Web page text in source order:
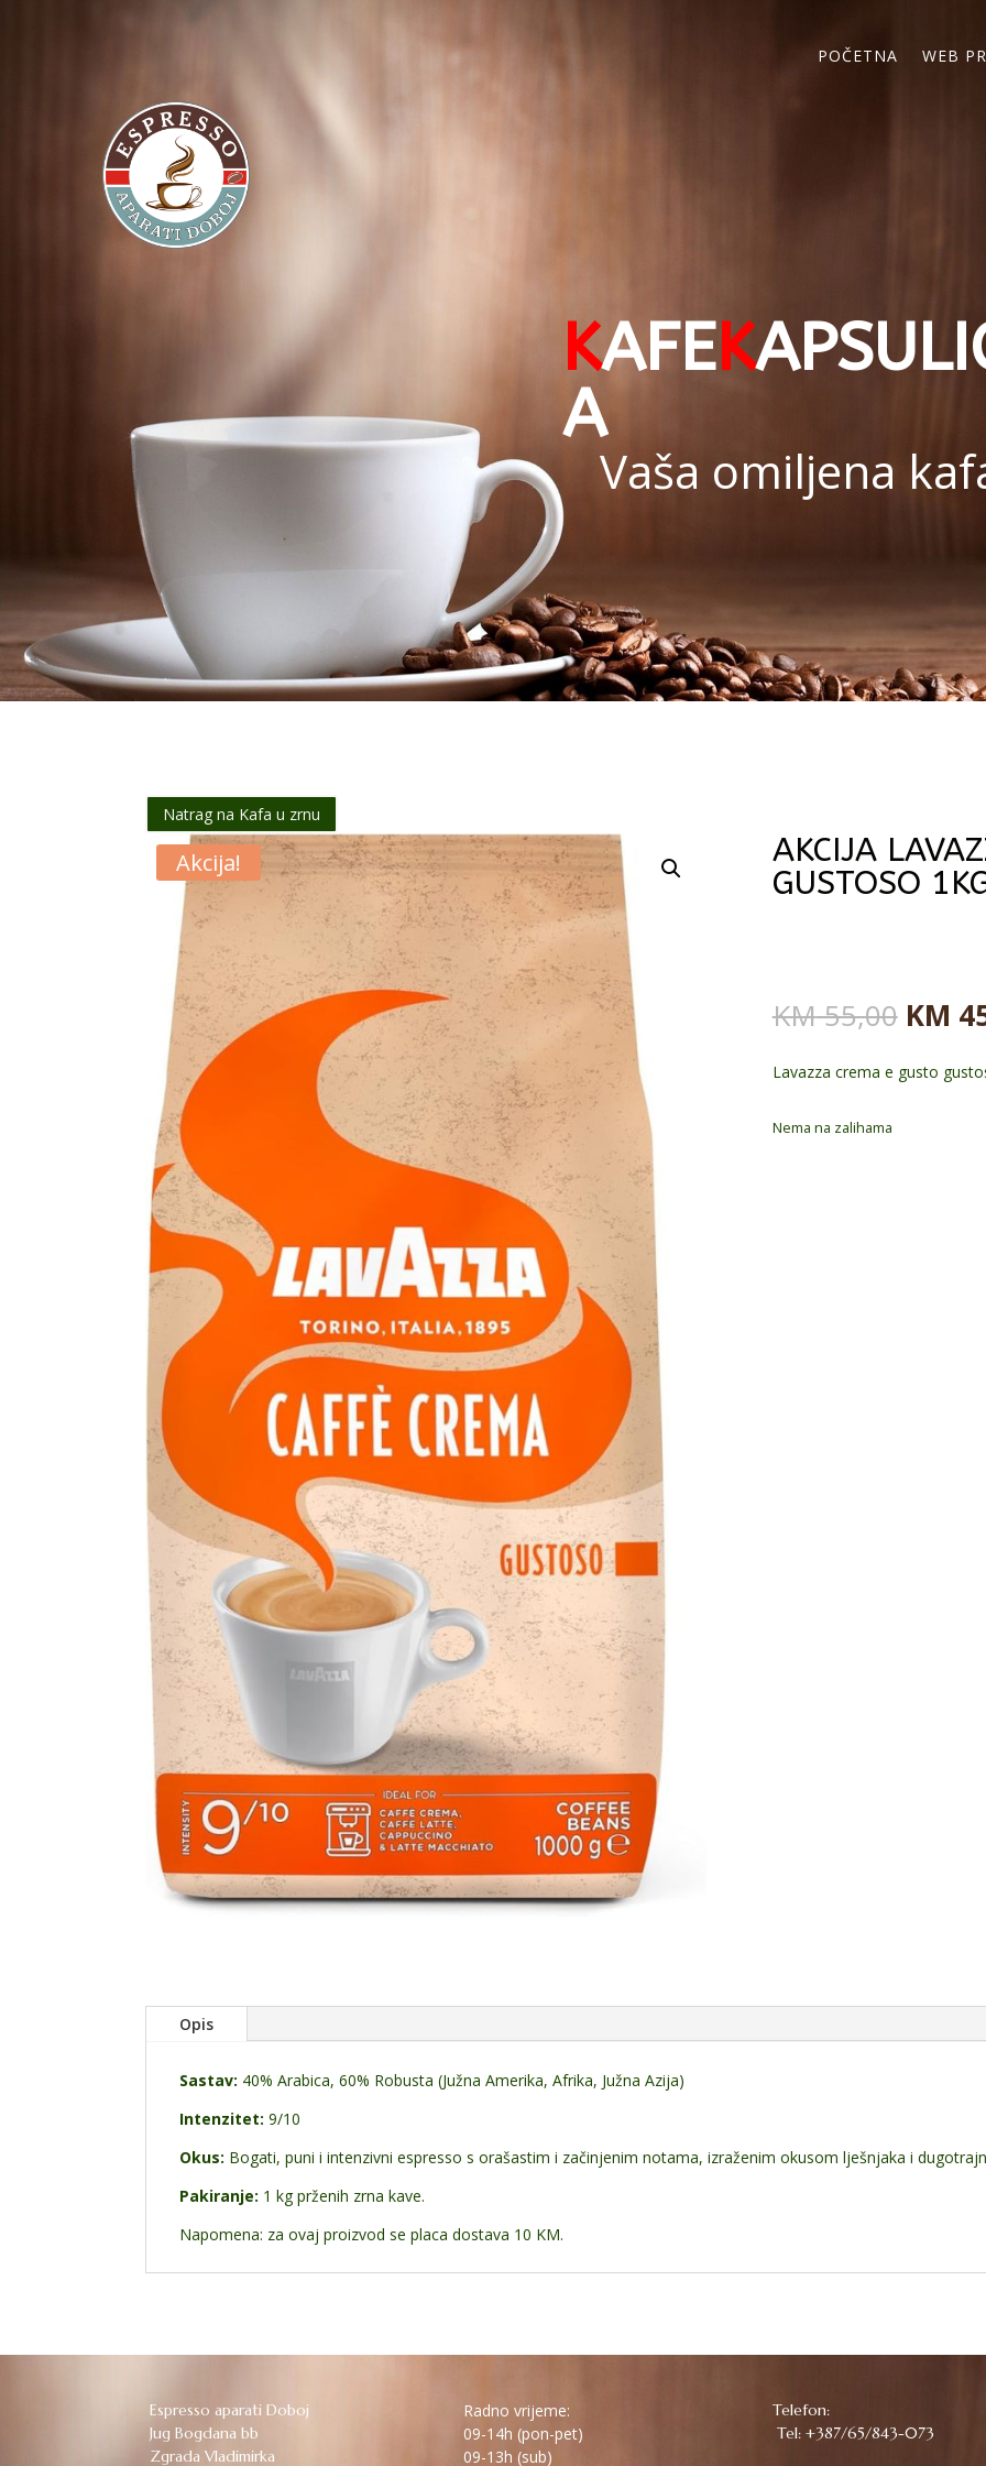
KAFEK
A
Vaša omiljena
POČETNA WEB
Natrag na Kafa u zrnu
Akcija!
AKCIJA
GUSTOSO
KM55,00
cena
je
bila:
KM
Lavazza crema e gusto
Nema na zalihama
Opis
Sastav: 40% Arabica, 60% Robusta (Južna Amerika, Afrika, Južna Azija)
Intenzitet: 9/10
Okus: Bogati, puni i intenzivni espresso s orašastim i začinjenim notama, izraženim okusom lješnjaka i
Pakiranje: 1 kg prženih zrna kave.
Napomena: za ovaj proizvod se placa dostava 10 KM.
Espresso aparati Doboj
Jug Bogdana bb
Zgrada Vladimirka
Radno vrijeme:
09-14h (pon-pet)
09-13h (sub)
Telefon:
Tel: +387/65/843-073